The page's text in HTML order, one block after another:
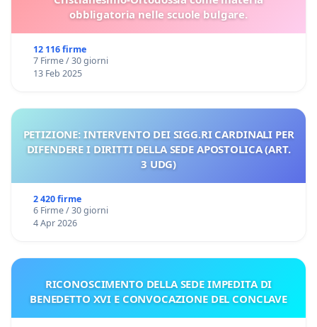
obbligatoria nelle scuole bulgare.
12 116 firme
7 Firme / 30 giorni
13 Feb 2025
PETIZIONE: INTERVENTO DEI SIGG.RI CARDINALI PER
DIFENDERE I DIRITTI DELLA SEDE APOSTOLICA (ART.
3 UDG)
2 420 firme
6 Firme / 30 giorni
4 Apr 2026
RICONOSCIMENTO DELLA SEDE IMPEDITA DI
BENEDETTO XVI E CONVOCAZIONE DEL CONCLAVE